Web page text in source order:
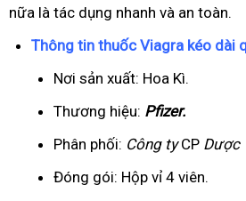
nữa là tác dụng nhanh và an toàn.
Thông tin thuốc Viagra kéo dài
Nơi sản xuất: Hoa Kì.
Thương hiệu: Pfizer.
Phân phối: Công tyCP Dược
Đóng gói: Hộp vỉ 4 viên.